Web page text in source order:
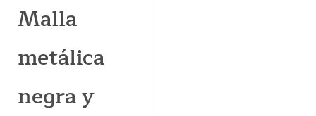
Malla
metálica
negra y